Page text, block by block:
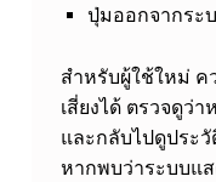
ปุ่มออกจากระ
สำหรับผู้ใช้ใหม่ ค
เสี่ยงได้ ตรวจดูว่
และกลับไปดูประวั
หากพบว่าระบบแ